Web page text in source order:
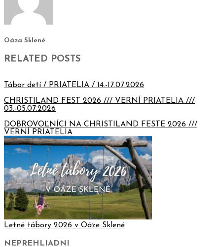
Oáza Sklené
RELATED POSTS
Tábor detí / PRIATELIA / 14.-17.07.2026
CHRISTILAND FEST 2026 /// VERNÍ PRIATELIA ///
03.-05.07.2026
DOBROVOĽNÍCI NA CHRISTILAND FESTE 2026 ///
VERNÍ PRIATELIA
Letné tábory 2026 v Oáze Sklené
NEPREHLIADNI